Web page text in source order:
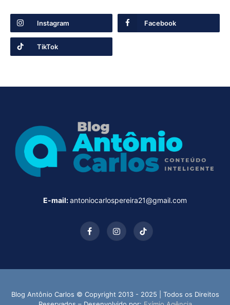
Instagram Facebook
TikTok
E-mail:antoniocarlospereira21@gmail.com
FacebookInstagramTikTok
Blog Antônio Carlos © Copyright 2013 - 2025 | Todos os Direitos